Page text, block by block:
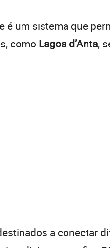
é um sistema que
como Lagoa d’Anta,
a conectar